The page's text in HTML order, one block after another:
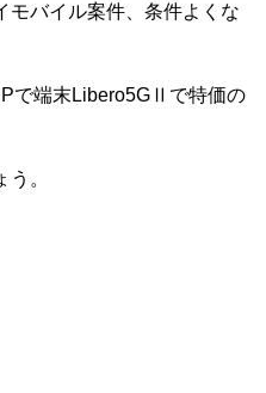
モバイル案件、条件よくな
で端末 Libero5G Ⅱで特価の
。